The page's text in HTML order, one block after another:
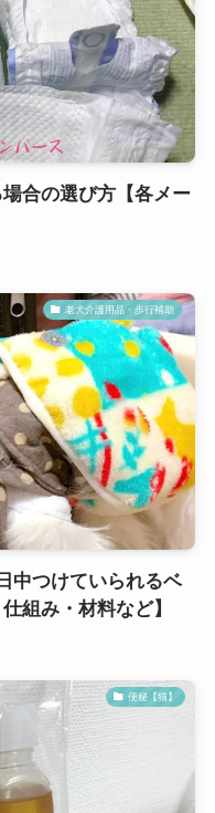
合の選び方【各メー
老犬介護用品・歩行補助
中つけていられるベ
組み・材料など】
便秘【猫】